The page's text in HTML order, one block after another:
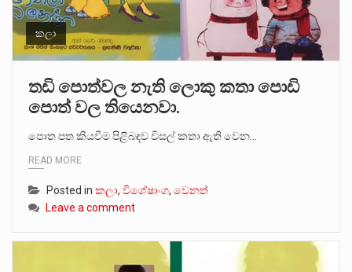
කලා
තඩි පොත්වල නැති ලොකු කතා පොඩි
පොත් වල තියෙනවා.
පොත පත කියවීම පිළිබඳව විසල් කතා ඇති වෙන…
READ MORE
Posted in කලා, විශේෂාංග, වෙනත්
Leave a comment